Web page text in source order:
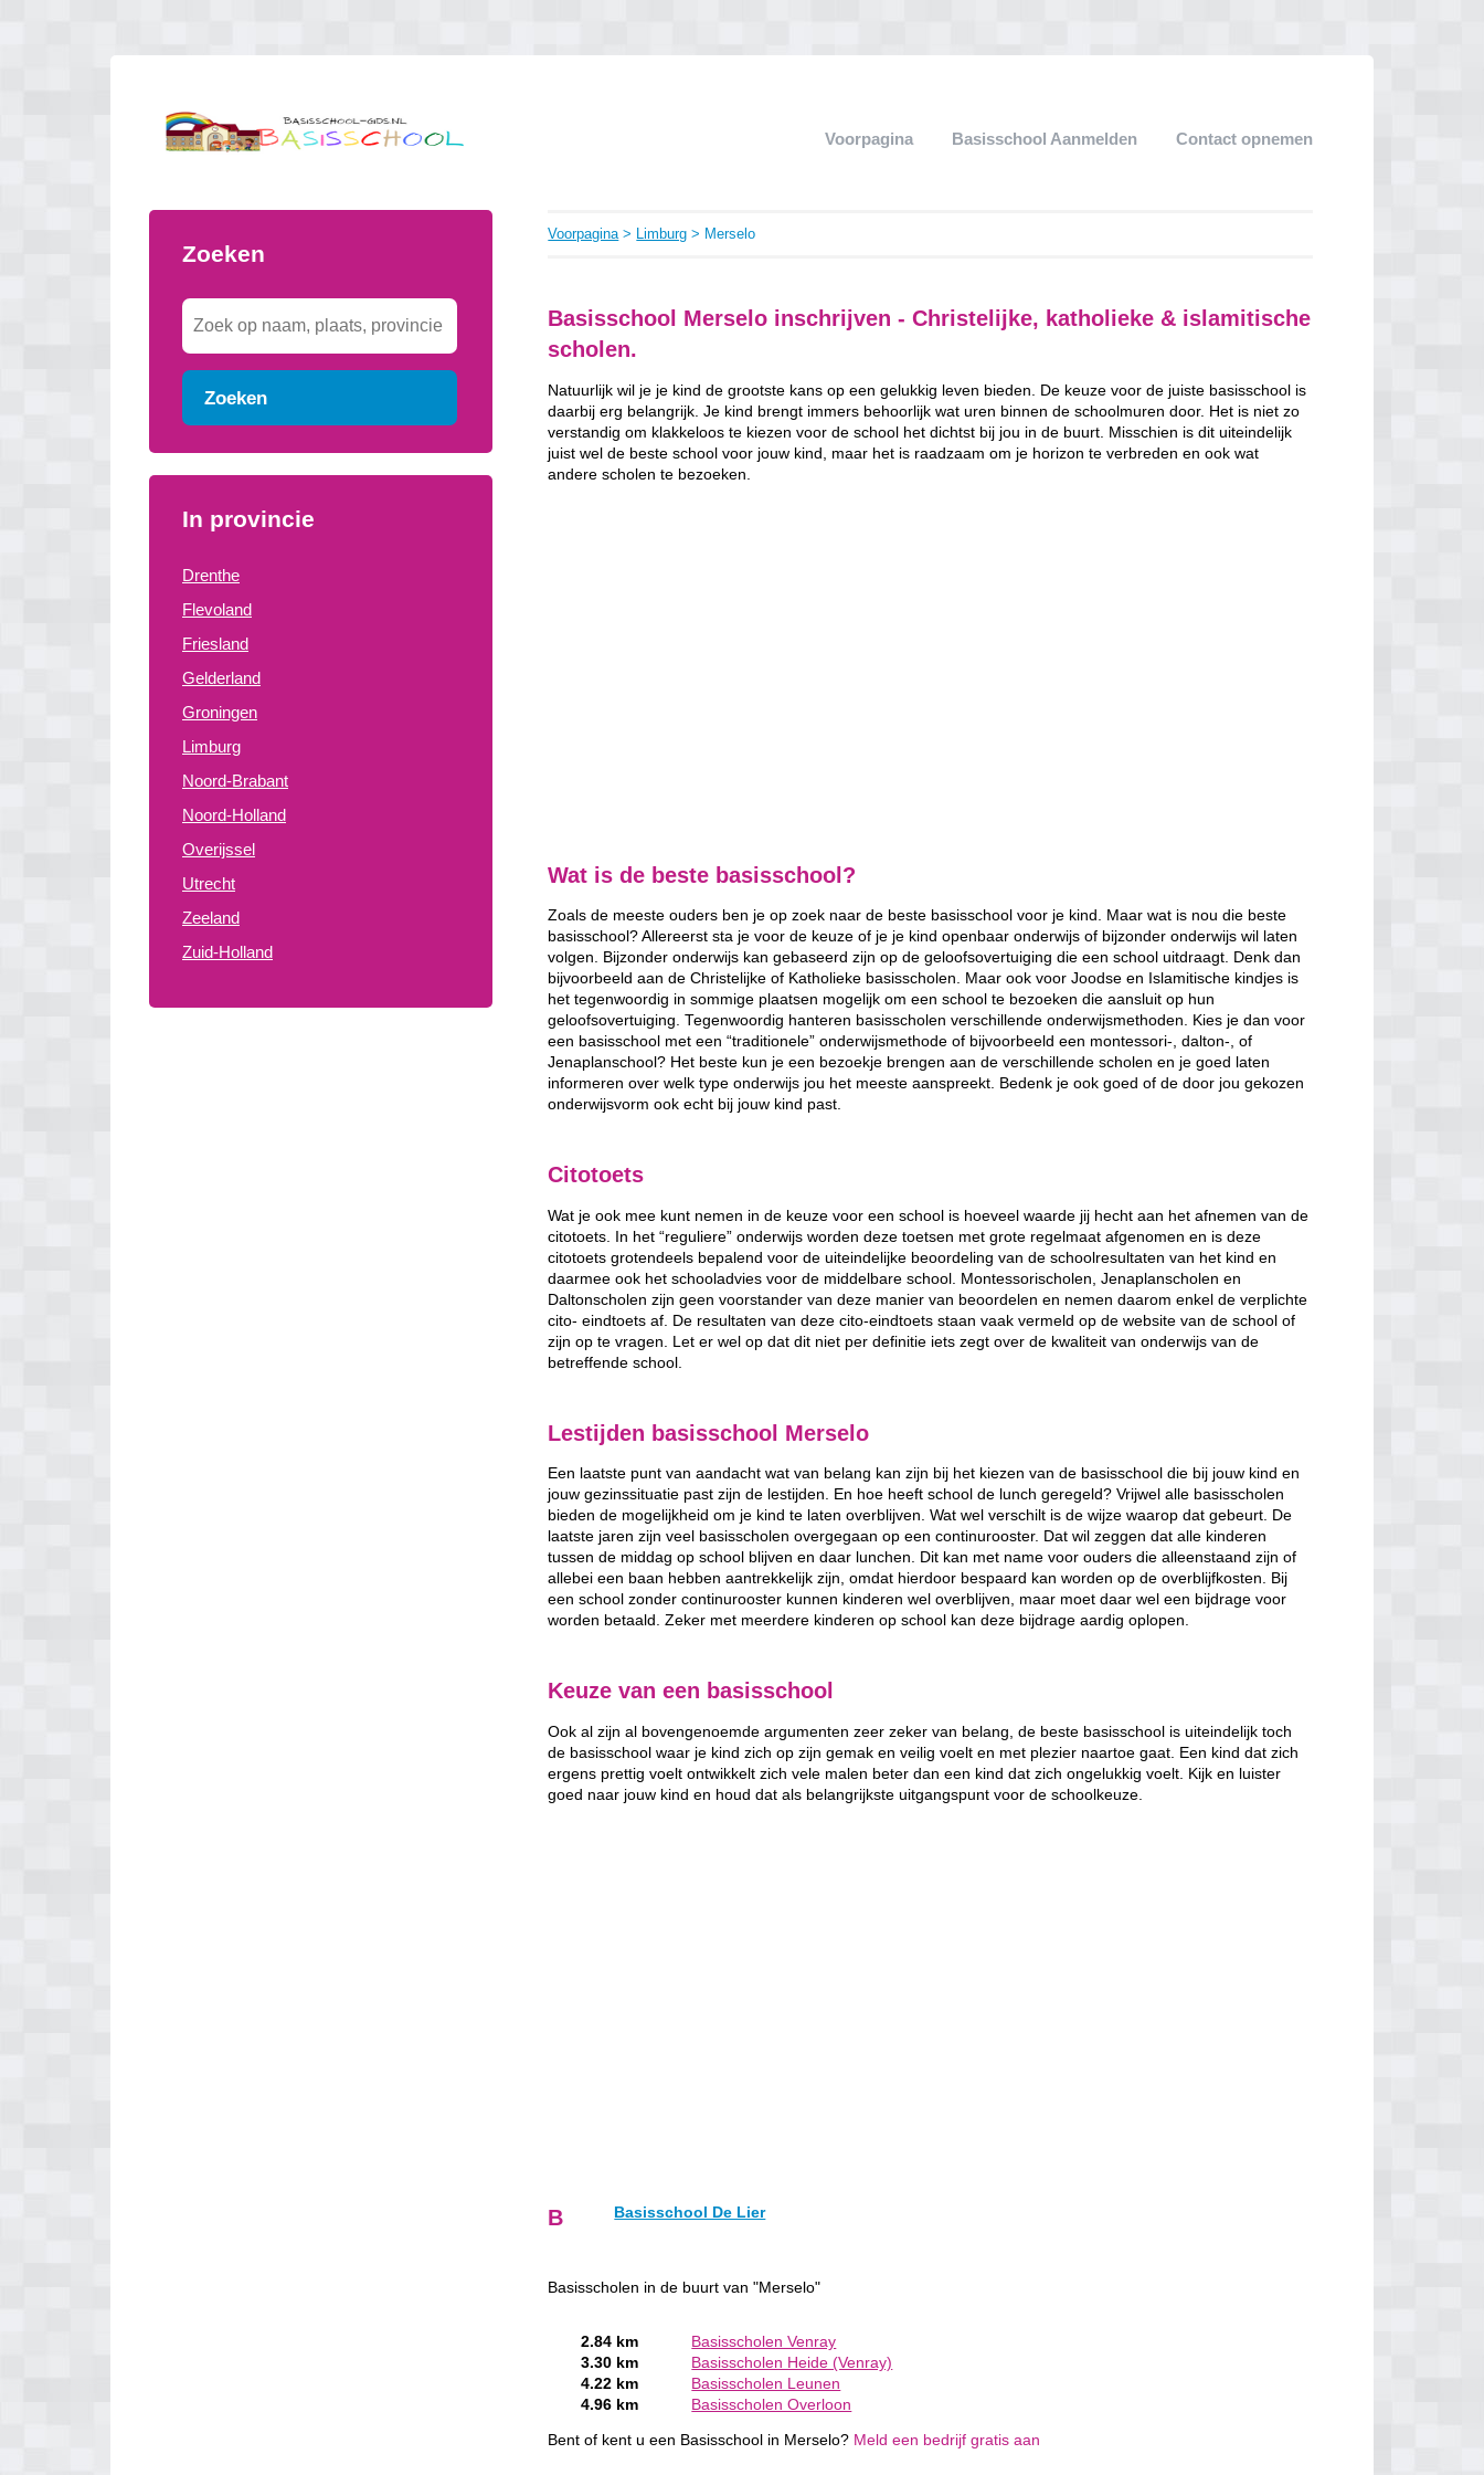
Voorpagina Basisschool Aanmelden Contact opnemen
Zoeken
Zoeken
In provincie
Drenthe
Flevoland
Friesland
Gelderland
Groningen
Limburg
Noord-Brabant
Noord-Holland
Overijssel
Utrecht
Zeeland
Zuid-Holland
Voorpagina> Limburg > Merselo
Basisschool Merselo inschrijven - Christelijke, katholieke & islamitische
scholen.
Natuurlijk wil je je kind de grootste kans op een gelukkig leven bieden. De keuze voor de juiste basisschool is
daarbij erg belangrijk. Je kind brengt immers behoorlijk wat uren binnen de schoolmuren door. Het is niet zo
verstandig om klakkeloos te kiezen voor de school het dichtst bij jou in de buurt. Misschien is dit uiteindelijk
juist wel de beste school voor jouw kind, maar het is raadzaam om je horizon te verbreden en ook wat
andere scholen te bezoeken.
Wat is de beste basisschool?
Zoals de meeste ouders ben je op zoek naar de beste basisschool voor je kind. Maar wat is nou die beste
basisschool? Allereerst sta je voor de keuze of je je kind openbaar onderwijs of bijzonder onderwijs wil laten
volgen. Bijzonder onderwijs kan gebaseerd zijn op de geloofsovertuiging die een school uitdraagt. Denk dan
bijvoorbeeld aan de Christelijke of Katholieke basisscholen. Maar ook voor Joodse en Islamitische kindjes is
het tegenwoordig in sommige plaatsen mogelijk om een school te bezoeken die aansluit op hun
geloofsovertuiging. Tegenwoordig hanteren basisscholen verschillende onderwijsmethoden. Kies je dan voor
een basisschool met een “traditionele” onderwijsmethode of bijvoorbeeld een montessori-, dalton-, of
Jenaplanschool? Het beste kun je een bezoekje brengen aan de verschillende scholen en je goed laten
informeren over welk type onderwijs jou het meeste aanspreekt. Bedenk je ook goed of de door jou gekozen
onderwijsvorm ook echt bij jouw kind past.
Citotoets
Wat je ook mee kunt nemen in de keuze voor een school is hoeveel waarde jij hecht aan het afnemen van de
citotoets. In het “reguliere” onderwijs worden deze toetsen met grote regelmaat afgenomen en is deze
citotoets grotendeels bepalend voor de uiteindelijke beoordeling van de schoolresultaten van het kind en
daarmee ook het schooladvies voor de middelbare school. Montessorischolen, Jenaplanscholen en
Daltonscholen zijn geen voorstander van deze manier van beoordelen en nemen daarom enkel de verplichte
cito- eindtoets af. De resultaten van deze cito-eindtoets staan vaak vermeld op de website van de school of
zijn op te vragen. Let er wel op dat dit niet per definitie iets zegt over de kwaliteit van onderwijs van de
betreffende school.
Lestijden basisschool Merselo
Een laatste punt van aandacht wat van belang kan zijn bij het kiezen van de basisschool die bij jouw kind en
jouw gezinssituatie past zijn de lestijden. En hoe heeft school de lunch geregeld? Vrijwel alle basisscholen
bieden de mogelijkheid om je kind te laten overblijven. Wat wel verschilt is de wijze waarop dat gebeurt. De
laatste jaren zijn veel basisscholen overgegaan op een continurooster. Dat wil zeggen dat alle kinderen
tussen de middag op school blijven en daar lunchen. Dit kan met name voor ouders die alleenstaand zijn of
allebei een baan hebben aantrekkelijk zijn, omdat hierdoor bespaard kan worden op de overblijfkosten. Bij
een school zonder continurooster kunnen kinderen wel overblijven, maar moet daar wel een bijdrage voor
worden betaald. Zeker met meerdere kinderen op school kan deze bijdrage aardig oplopen.
Keuze van een basisschool
Ook al zijn al bovengenoemde argumenten zeer zeker van belang, de beste basisschool is uiteindelijk toch
de basisschool waar je kind zich op zijn gemak en veilig voelt en met plezier naartoe gaat. Een kind dat zich
ergens prettig voelt ontwikkelt zich vele malen beter dan een kind dat zich ongelukkig voelt. Kijk en luister
goed naar jouw kind en houd dat als belangrijkste uitgangspunt voor de schoolkeuze.
B Basisschool De Lier
Basisscholen in de buurt van "Merselo"
2.84 km
Basisscholen Venray
3.30 km
Basisscholen Heide (Venray)
4.22 km
Basisscholen Leunen
4.96 km
Basisscholen Overloon
Bent of kent u een Basisschool in Merselo? Meld een bedrijf gratis aan